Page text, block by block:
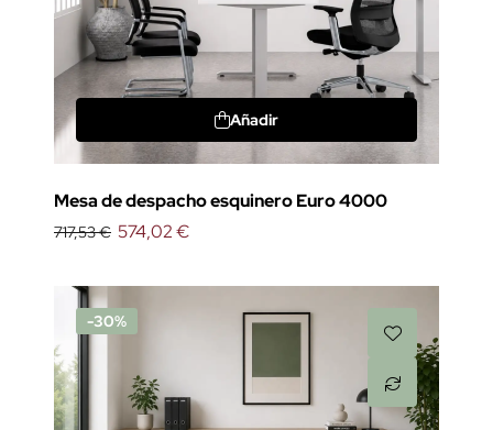
Añadir
Mesa de despacho esquinero Euro 4000
717,53 € 574,02 €
-30%